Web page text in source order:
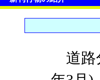
道路